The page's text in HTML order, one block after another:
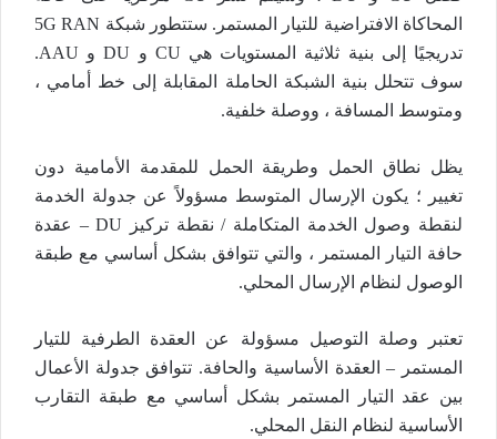
المحاكاة الافتراضية للتيار المستمر. ستتطور شبكة 5G RAN
تدريجيًا إلى بنية ثلاثية المستويات هي CU و DU و AAU.
سوف تتحلل بنية الشبكة الحاملة المقابلة إلى خط أمامي ،
ومتوسط ​​المسافة ، ووصلة خلفية.
يظل نطاق الحمل وطريقة الحمل للمقدمة الأمامية دون
تغيير ؛ يكون الإرسال المتوسط ​​مسؤولاً عن جدولة الخدمة
لنقطة وصول الخدمة المتكاملة / نقطة تركيز DU – عقدة
حافة التيار المستمر ، والتي تتوافق بشكل أساسي مع طبقة
الوصول لنظام الإرسال المحلي.
تعتبر وصلة التوصيل مسؤولة عن العقدة الطرفية للتيار
المستمر – العقدة الأساسية والحافة. ​​تتوافق جدولة الأعمال
بين عقد التيار المستمر بشكل أساسي مع طبقة التقارب
الأساسية لنظام النقل المحلي.